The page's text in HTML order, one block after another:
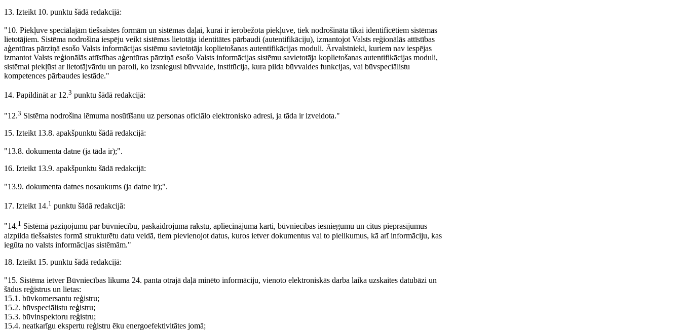
13. Izteikt 10. punktu šādā redakcijā:
"10. Piekļuve speciālajām tiešsaistes formām un sistēmas daļai, kurai ir ierobežota piekļuve, tiek nodrošināta tikai identificētiem sistēmas
lietotājiem. Sistēma nodrošina iespēju veikt sistēmas lietotāja identitātes pārbaudi (autentifikāciju), izmantojot Valsts reģionālās attīstības
aģentūras pārziņā esošo Valsts informācijas sistēmu savietotāja koplietošanas autentifikācijas moduli. Ārvalstnieki, kuriem nav iespējas
izmantot Valsts reģionālās attīstības aģentūras pārziņā esošo Valsts informācijas sistēmu savietotāja koplietošanas autentifikācijas moduli,
sistēmai piekļūst ar lietotājvārdu un paroli, ko izsniegusi būvvalde, institūcija, kura pilda būvvaldes funkcijas, vai būvspeciālistu
kompetences pārbaudes iestāde."
14. Papildināt ar 12.3 punktu šādā redakcijā:
"12.3 Sistēma nodrošina lēmuma nosūtīšanu uz personas oficiālo elektronisko adresi, ja tāda ir izveidota."
15. Izteikt 13.8. apakšpunktu šādā redakcijā:
"13.8. dokumenta datne (ja tāda ir);".
16. Izteikt 13.9. apakšpunktu šādā redakcijā:
"13.9. dokumenta datnes nosaukums (ja datne ir);".
17. Izteikt 14.1 punktu šādā redakcijā:
"14.1 Sistēmā paziņojumu par būvniecību, paskaidrojuma rakstu, apliecinājuma karti, būvniecības iesniegumu un citus pieprasījumus
aizpilda tiešsaistes formā strukturētu datu veidā, tiem pievienojot datus, kuros ietver dokumentus vai to pielikumus, kā arī informāciju, kas
iegūta no valsts informācijas sistēmām."
18. Izteikt 15. punktu šādā redakcijā:
"15. Sistēma ietver Būvniecības likuma 24. panta otrajā daļā minēto informāciju, vienoto elektroniskās darba laika uzskaites datubāzi un
šādus reģistrus un lietas:
15.1. būvkomersantu reģistru;
15.2. būvspeciālistu reģistru;
15.3. būvinspektoru reģistru;
15.4. neatkarīgu ekspertu reģistru ēku energoefektivitātes jomā;